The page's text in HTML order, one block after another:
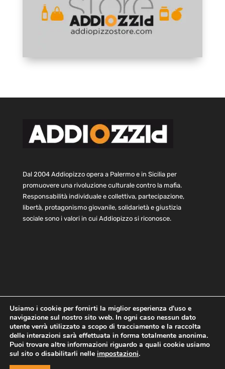
Dal 2004 Addiopizzo opera a Palermo e in Sicilia per
promuovere una rivoluzione culturale contro la mafia.
Responsabilità individuale e collettiva, partecipazione,
libertà, protagonismo giovanile, solidarietà e giustizia
sociale sono i valori in cui Addiopizzo si riconosce.
Home Statuto e bilancio
Contatti
Privacy
Cookie Child Protection Policy
Copyright © 2021 AddioPizzo | Tutti i diritti riservati | Sede
Usiamo i cookie per fornirti la miglior esperienza d'uso e
navigazione sul nostro sito web. In ogni caso nessun dato
utente verrà utilizzato a scopo di tracciamento e la raccolta
delle interazioni sarà effettuata in forma totalmente anonima.
Puoi trovare altre informazioni riguardo a quali cookie usiamo
sul sito o disabilitarli nelle impostazioni.